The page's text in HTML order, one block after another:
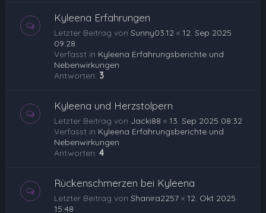
Kyleena Erfahrungen
Letzter Beitrag von Sunny03.12 « 12. Sep 2025
09:28
Verfasst in Kyleena Erfahrungsberichte und
Nebenwirkungen
Antworten: 3
Kyleena und Herzstolpern
Letzter Beitrag von Jacki88 « 13. Sep 2025 08:32
Verfasst in Kyleena Erfahrungsberichte und
Nebenwirkungen
Antworten: 4
Rückenschmerzen bei Kyleena
Letzter Beitrag von Shanira2257 « 12. Okt 2025
15:48